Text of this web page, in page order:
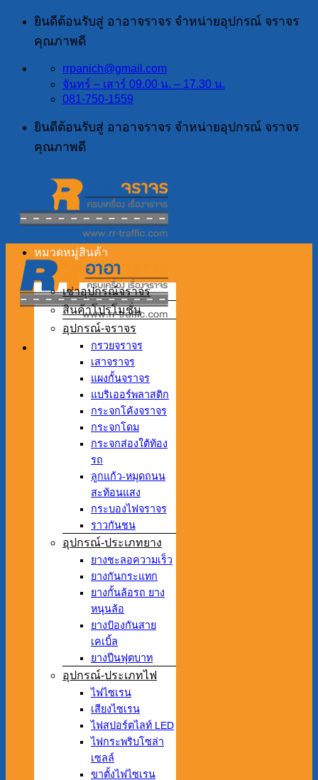
ข้าม
เนื้อหา
ยินดีต้อนรับสู่ อาอาจราจร จำหน่ายอุปกรณ์ จราจร
คุณภาพดี
rrpanich@gmail.com
จันทร์ – เสาร์ 09.00 น. – 17.30 น.
081-750-1559
ยินดีต้อนรับสู่ อาอาจราจร จำหน่ายอุปกรณ์ จราจร
คุณภาพดี
หมวดหมู่สินค้า
เช่าอุปกรณ์จราจร
สินค้าโปรโมชั่น
อุปกรณ์-จราจร
กรวยจราจร
เสาจราจร
แผงกั้นจราจร
แบริเออร์พลาสติก
กระจกโค้งจราจร
กระจกโดม
กระจกส่องใต้ท้อง
รถ
ลูกแก้ว-หมุดถนน
สะท้อนแสง
กระบองไฟจราจร
ราวกันชน
อุปกรณ์-ประเภทยาง
ยางชะลอความเร็ว
ยางกันกระแทก
ยางกั้นล้อรถ ยาง
หนุนล้อ
ยางป้องกันสาย
เคเบิ้ล
ยางปีนฟุตบาท
อุปกรณ์-ประเภทไฟ
ไฟไซเรน
เสียงไซเรน
ไฟสปอร์ตไลท์ LED
ไฟกระพริบโซล่า
เซลล์
ขาตั้งไฟไซเรน